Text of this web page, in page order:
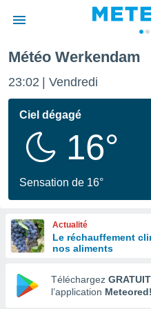
de
en
Météo Werkendam
23:02 Vendredi
Ciel dégagé
16°
Sensation de 16°
Actualité
Le réchauffement
nos aliments
Téléchargez
l’application Meteored!